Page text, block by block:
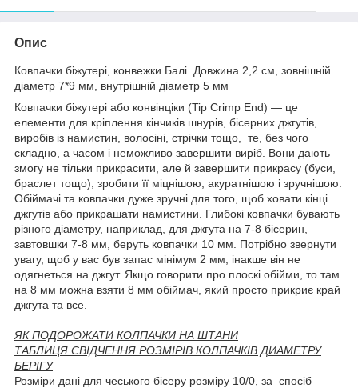
Опис
Ковпачки біжутері, конвежки Балі Довжина 2,2 см, зовнішній
діаметр 7*9 мм, внутрішній діаметр 5 мм
Ковпачки біжутері або конвінціки (Tip Crimp End) — це
елементи для кріплення кінчиків шнурів, бісерних джгутів,
виробів із намистин, волосіні, стрічки тощо, те, без чого
складно, а часом і неможливо завершити виріб. Вони дають
змогу не тільки прикрасити, але й завершити прикрасу (буси,
браслет тощо), зробити її міцнішою, акуратнішою і зручнішою.
Обіймачі та ковпачки дуже зручні для того, щоб ховати кінці
джгутів або прикрашати намистини. Глибокі ковпачки бувають
різного діаметру, наприклад, для джгута на 7-8 бісерин,
завтовшки 7-8 мм, беруть ковпачки 10 мм. Потрібно звернути
увагу, щоб у вас був запас мінімум 2 мм, інакше він не
одягнеться на джгут. Якщо говорити про плоскі обійми, то там
на 8 мм можна взяти 8 мм обіймач, який просто прикриє край
джгута та все.
ЯК ПОДОРОЖАТИ КОЛПАЧКИ НА ШТАНИ
ТАБЛИЦЯ СВІДЧЕННЯ РОЗМІРІВ КОЛПАЧКІВ ДИАМЕТРУ
БЕРІГУ
Розміри дані для чеського бісеру розміру 10/0, за спосіб